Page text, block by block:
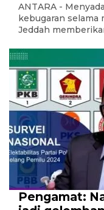
ANTARA -
kebugaran selama
Jeddah
Pengamat: